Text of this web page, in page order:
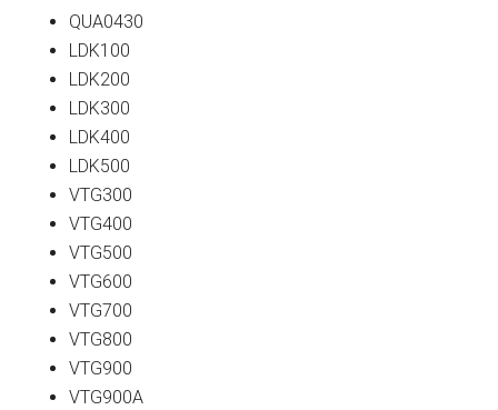
QUA0430
LDK100
LDK200
LDK300
LDK400
LDK500
VTG300
VTG400
VTG500
VTG600
VTG700
VTG800
VTG900
VTG900A